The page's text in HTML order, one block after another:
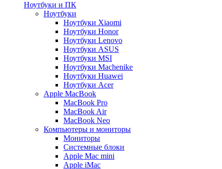
Ноутбуки и ПК
Ноутбуки
Ноутбуки Xiaomi
Ноутбуки Honor
Ноутбуки Lenovo
Ноутбуки ASUS
Ноутбуки MSI
Ноутбуки Machenike
Ноутбуки Huawei
Ноутбуки Acer
Apple MacBook
MacBook Pro
MacBook Air
MacBook Neo
Компьютеры и мониторы
Мониторы
Системные блоки
Apple Mac mini
Apple iMac